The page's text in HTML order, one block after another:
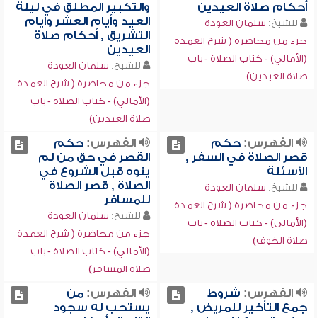
أحكام صلاة العيدين
للشيخ: سلمان العودة
جزء من محاضرة ( شرح العمدة
(الأمالي) - كتاب الصلاة - باب
صلاة العيدين)
والتكبير المطلق في ليلة
العيد وأيام العشر وأيام
التشريق , أحكام صلاة
العيدين
للشيخ: سلمان العودة
جزء من محاضرة ( شرح العمدة
(الأمالي) - كتاب الصلاة - باب
صلاة العيدين)
الفهرس:حكم
قصر الصلاة في السفر ,
الأسئلة
للشيخ: سلمان العودة
جزء من محاضرة ( شرح العمدة
(الأمالي) - كتاب الصلاة - باب
صلاة الخوف)
الفهرس:حكم
القصر في حق من لم
ينوه قبل الشروع في
الصلاة , قصر الصلاة
للمسافر
للشيخ: سلمان العودة
جزء من محاضرة ( شرح العمدة
(الأمالي) - كتاب الصلاة - باب
صلاة المسافر)
الفهرس: شروط
جمع التأخير للمريض ,
الفهرس:من
يستحب له سجود